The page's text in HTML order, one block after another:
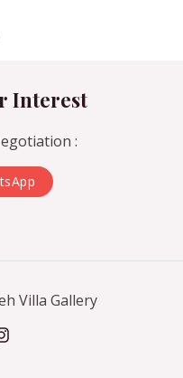
Interest​​​​​
:
Villa Gallery